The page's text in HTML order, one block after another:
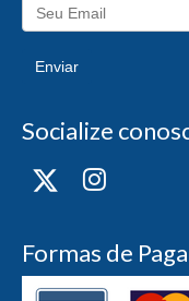
Enviar
Socialize
Formas de